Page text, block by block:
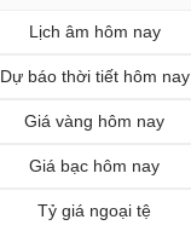
Lịch âm hôm nay
Dự báo thời tiết hôm nay
Giá vàng hôm nay
Giá bạc hôm nay
Tỷ giá ngoại tệ